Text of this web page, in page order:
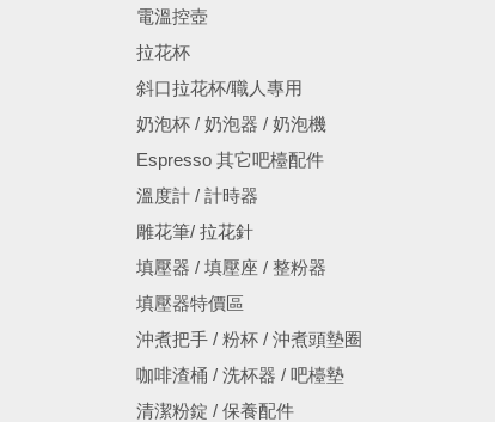
電溫控壺
拉花杯
斜口拉花杯/職人專用
奶泡杯 / 奶泡器 / 奶泡機
Espresso 其它吧檯配件
溫度計 / 計時器
雕花筆/ 拉花針
填壓器 / 填壓座 / 整粉器
填壓器特價區
沖煮把手 / 粉杯 / 沖煮頭墊圈
咖啡渣桶 / 洗杯器 / 吧檯墊
清潔粉錠 / 保養配件